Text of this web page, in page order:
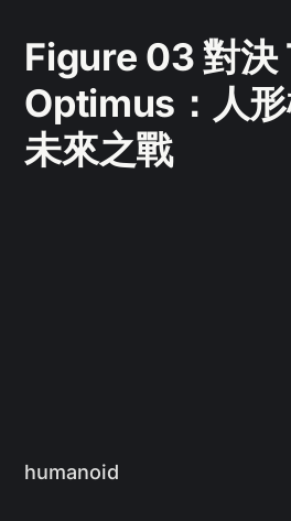
Figure 03 對決
Optimus：人
未來之戰
humanoid